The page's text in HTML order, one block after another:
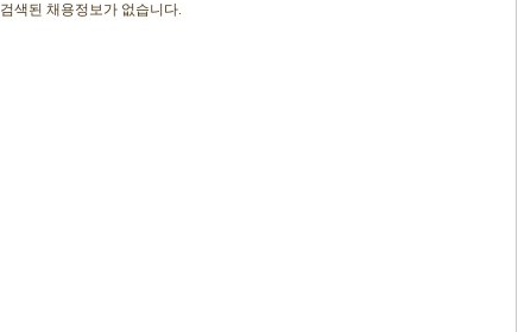
검색된 채용정보가 없습니다.